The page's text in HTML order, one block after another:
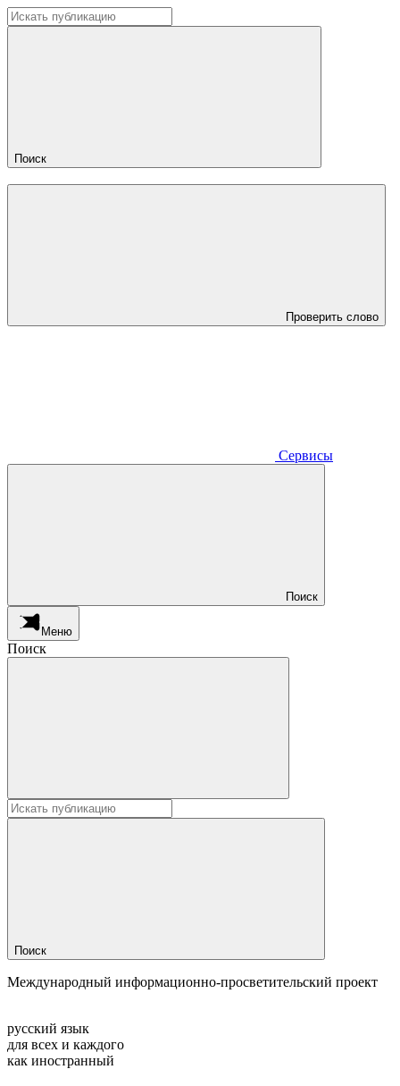
Поиск
Проверить слово
Сервисы
Поиск
Меню
Поиск
Поиск
Международный информационно-просветительский проект
русский язык
для всех и каждого
как иностранный